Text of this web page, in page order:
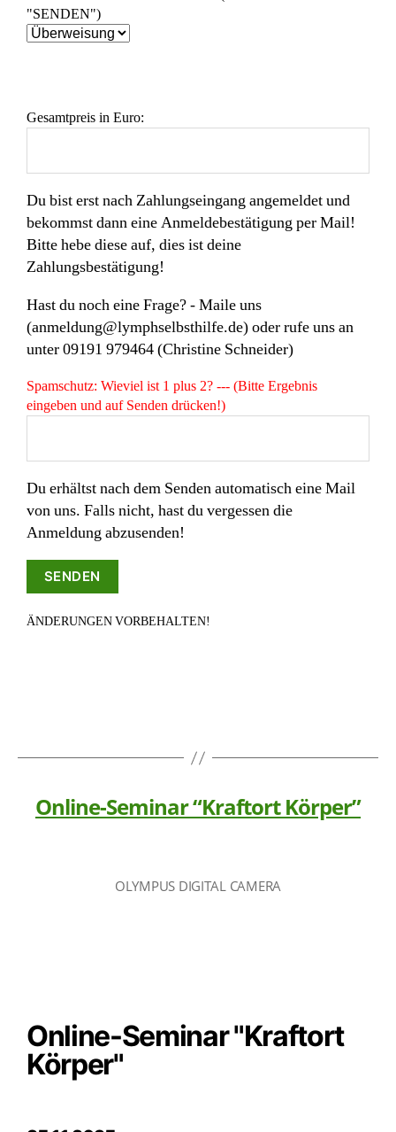
"SENDEN")
Gesamtpreis in Euro:
Du bist erst nach Zahlungseingang angemeldet und
bekommst dann eine Anmeldebestätigung per Mail!
Bitte hebe diese auf, dies ist deine
Zahlungsbestätigung!
Hast du noch eine Frage? - Maile uns
(anmeldung@lymphselbsthilfe.de) oder rufe uns an
unter 09191 979464 (Christine Schneider)
Spamschutz: Wieviel ist 1 plus 2? --- (Bitte Ergebnis
eingeben und auf Senden drücken!)
Du erhältst nach dem Senden automatisch eine Mail
von uns. Falls nicht, hast du vergessen die
Anmeldung abzusenden!
ÄNDERUNGEN VORBEHALTEN!
Online-Seminar “Kraftort Körper”
OLYMPUS DIGITAL CAMERA
Online-Seminar "Kraftort
Körper"